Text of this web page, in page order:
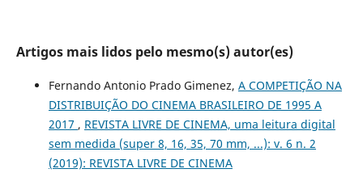
Artigos mais lidos pelo mesmo(s) autor(es)
Fernando Antonio Prado Gimenez, A COMPETIÇÃO NA
DISTRIBUIÇÃO DO CINEMA BRASILEIRO DE 1995 A
2017 , REVISTA LIVRE DE CINEMA, uma leitura digital
sem medida (super 8, 16, 35, 70 mm, ...): v. 6 n. 2
(2019): REVISTA LIVRE DE CINEMA